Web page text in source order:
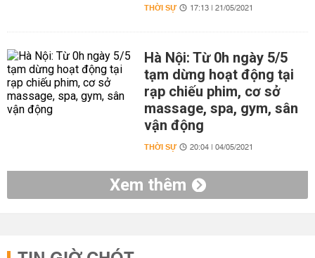
THỜI SỰ 17:13 | 21/05/2021
Hà Nội: Từ 0h ngày 5/5
tạm dừng hoạt động tại
rạp chiếu phim, cơ sở
massage, spa, gym, sân
vận động
THỜI SỰ 20:04 | 04/05/2021
Xem thêm